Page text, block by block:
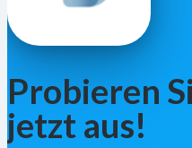
Probieren
jetzt aus!